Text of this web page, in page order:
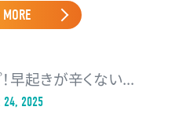
早起きが辛くない...
24, 2025